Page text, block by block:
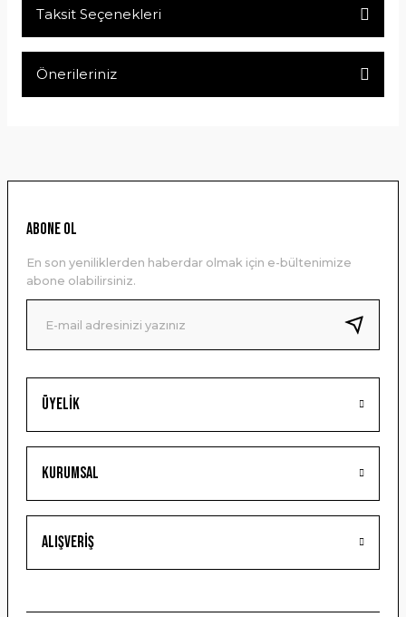
Taksit Seçenekleri
Önerileriniz
Ürün resmi kalitesiz, bozuk veya görüntülenemiyor.
Ürün bilgilerinde hatalar bulunuyor.
Ürün fiyatı diğer sitelerden daha pahalı.
Bu ürüne benzer farklı alternatifler olmalı.
Gönder
Üyelik
Kurumsal
Alışveriş
ABONE OL
En son yeniliklerden haberdar olmak için e-bültenimize
abone olabilirsiniz.